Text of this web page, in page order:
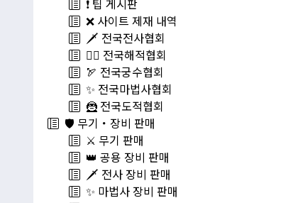
❗️ 팁 게시판
❌ 사이트 제재 내역
🗡️ 전국전사협회
🏴‍☠️ 전국해적협회
🏹 전국궁수협회
✨ 전국마법사협회
🦹 전국도적협회
🛡️ 무기・장비 판매
⚔️ 무기 판매
👑 공용 장비 판매
🗡️ 전사 장비 판매
✨ 마법사 장비 판매